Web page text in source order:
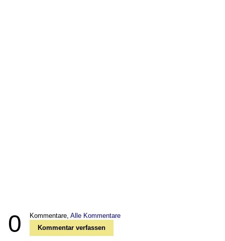
0 Kommentare, Alle Kommentare
Kommentar verfassen